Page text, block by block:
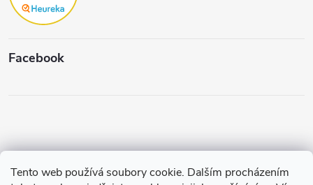
Tento web používá soubory cookie. Dalším procházením
Facebook
Copyright 2026 Štěpánková & C. . Všechna práva vyhrazena. Upravit